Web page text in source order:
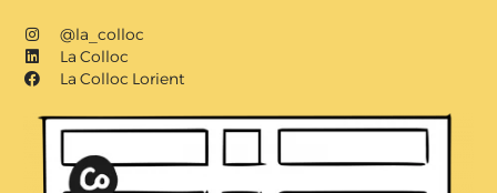
@la_colloc
La Colloc
La Colloc Lorient